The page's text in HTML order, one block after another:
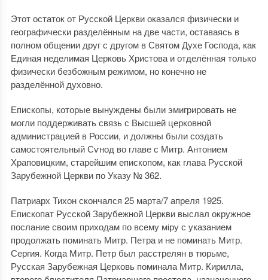
Этот остаток от Русской Церкви оказался физически и
географически разделённым на две части, оставаясь в
полном общении друг с другом в Святом Духе Господа, как
Единая неделимая Церковь Христова и отделённая только
физически безбожным режимом, но конечно не
разделённой духовно.
Епископы, которые вынуждены были эмигрировать не
могли поддерживать связь с Высшей церковной
администрацией в России, и должны были создать
самостоятельный Сѵнод во главе с Митр. Антонием
Храповицким, старейшим епископом, как глава Русской
Зарубежной Церкви по Указу № 362.
Патриарх Тихон скончался 25 марта/7 апреля 1925.
Епископат Русской Зарубежной Церкви выслал окружное
послание своим приходам по всему міру с указанием
продолжать поминать Митр. Петра и не поминать Митр.
Сергия. Когда Митр. Петр был расстрелян в тюрьме,
Русская Зарубежная Церковь поминала Митр. Кирилла,